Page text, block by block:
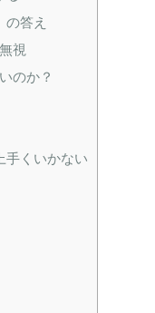
の答え
視
のか？
手くいかない